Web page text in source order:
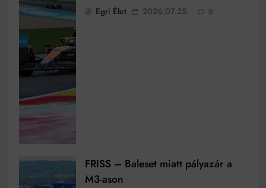
Egri Élet 2026.07.25. 0
FRISS – Baleset miatt pályazár a
M3-ason